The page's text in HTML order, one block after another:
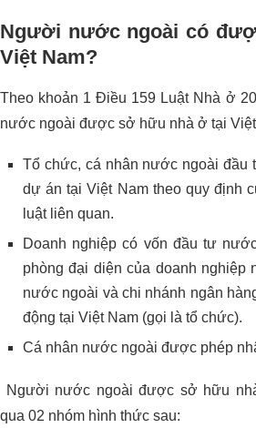
Người nước ngoài có
Việt Nam?
Theo khoản 1 Điều 159 Luật Nhà ở
nước ngoài được sở hữu nhà ở tại Việt
Tổ chức, cá nhân nước ngoài đầu
dự án tại Việt Nam theo quy định
luật liên quan.
Doanh nghiệp có vốn đầu tư
phòng đại diện của doanh nghiệp
nước ngoài và chi nhánh ngân
động tại Việt Nam (gọi là tổ chức).
Cá nhân nước ngoài được phép
Người nước ngoài được sở hữu
qua 02 nhóm hình thức sau: